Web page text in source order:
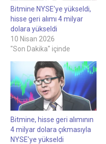
Bitmine NYSE’ye yükseldi,
hisse geri alımı 4 milyar
dolara yükseldi
10 Nisan 2026
"Son Dakika" içinde
Bitmine, hisse geri alımının
4 milyar dolara çıkmasıyla
NYSE’ye yükseldi